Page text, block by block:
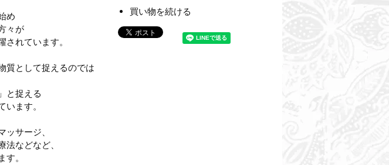
め
々が
れています。
質として捉えるのでは
と捉える
ます。
サージ、
などなど、
。
買い物を続ける